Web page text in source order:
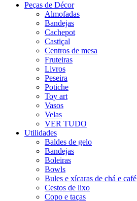
Peças de Décor
Almofadas
Bandejas
Cachepot
Castiçal
Centros de mesa
Fruteiras
Livros
Peseira
Potiche
Toy art
Vasos
Velas
VER TUDO
Utilidades
Baldes de gelo
Bandejas
Boleiras
Bowls
Bules e xícaras de chá e café
Cestos de lixo
Copo e taças